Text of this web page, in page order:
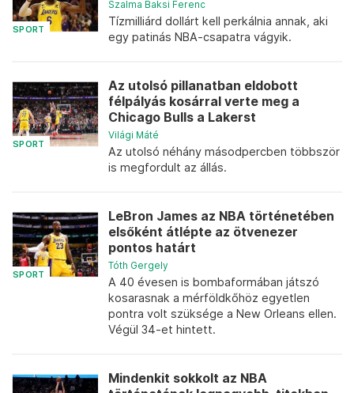
SPORT
Szalma Baksi Ferenc
Tízmilliárd dollárt kell perkálnia annak, aki
egy patinás NBA-csapatra vágyik.
SPORT
Az utolsó pillanatban eldobott
félpályás kosárral verte meg a
Chicago Bulls a Lakerst
Világi Máté
Az utolsó néhány másodpercben többször
is megfordult az állás.
SPORT
LeBron James az NBA történetében
elsőként átlépte az ötvenezer
pontos határt
Tóth Gergely
A 40 évesen is bombaformában játszó
kosarasnak a mérföldkőhöz egyetlen
pontra volt szüksége a New Orleans ellen.
Végül 34-et hintett.
Mindenkit sokkolt az NBA